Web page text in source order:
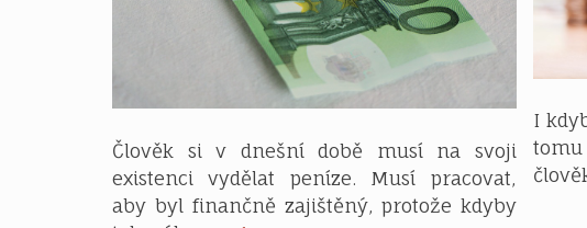
Člověk si v dnešní době musí na svoji
existenci vydělat peníze. Musí pracovat,
aby byl finančně zajištěný, protože kdyby
I
tomu